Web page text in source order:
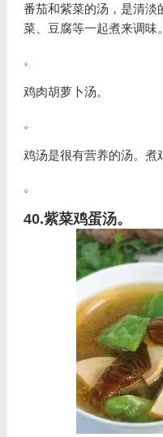
番茄和紫菜的汤，是清淡
菜、豆腐等一起煮来调味。
。
鸡肉胡萝卜汤。
。
鸡汤是很有营养的汤。煮
。
40.紫菜鸡蛋汤。